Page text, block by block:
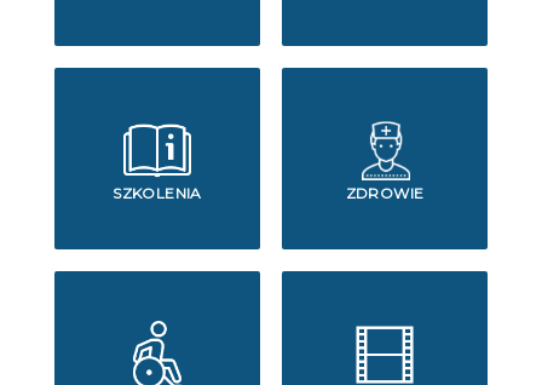
SZKOLENIA ZDROWIE